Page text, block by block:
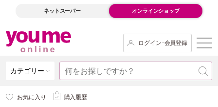
ネットスーパー オンラインショップ
ログイン･会員登録
カテゴリー
お気に入り 購入履歴